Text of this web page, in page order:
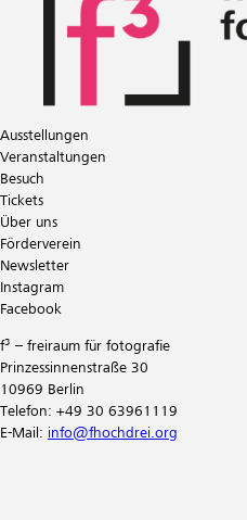
Ausstellungen
Veranstaltungen
Besuch
Tickets
Über uns
Förderverein
Newsletter
Instagram
Facebook
f³ – freiraum für fotografie
Prinzessinnenstraße 30
10969 Berlin
Telefon: +49 30 63961119
E-Mail: info@fhochdrei.org